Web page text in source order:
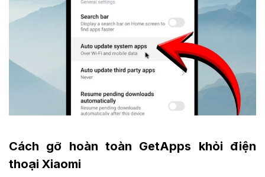
Cách gỡ hoàn toàn GetApps khỏi điện
thoại Xiaomi